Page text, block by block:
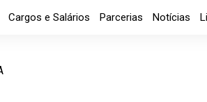
Cargos e Salários Parcerias Notícias